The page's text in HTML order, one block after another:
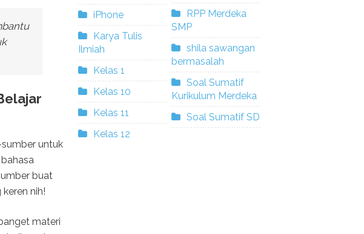
untuk
buat
nih!
materi
iPhone
Karya Tulis
Ilmiah
Kelas 1
Kelas 10
Kelas 11
Kelas 12
RPP Merdeka
SMP
shila sawangan
bermasalah
Soal Sumatif
Kurikulum Merdeka
Soal Sumatif SD